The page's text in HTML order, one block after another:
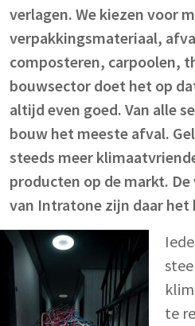
verlagen. We kiezen voor
verpakkingsmateriaal,
composteren, carpoolen,
bouwsector doet het op
altijd even goed. Van alle
bouw het meeste afval.
steeds meer
producten op de markt.
van Intratone zijn daar het
te